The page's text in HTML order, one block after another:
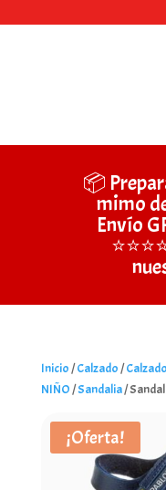
📦
mimo
Envío
Inicio/Calzado/
NIÑO/Sandalia/
¡Oferta!